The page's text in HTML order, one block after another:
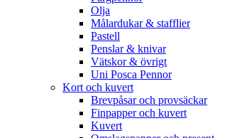
Olja
Målardukar & stafflier
Pastell
Penslar & knivar
Vätskor & övrigt
Uni Posca Pennor
Kort och kuvert
Brevpåsar och provsäckar
Finpapper och kuvert
Kuvert